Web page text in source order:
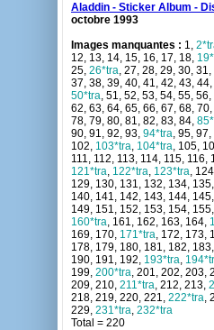
Aladdin - Sticker Album -
octobre 1993
Images manquantes : 1,
12, 13, 14, 15, 16, 17, 18,
25, 26*tra, 27, 28, 29, 30, 31,
37, 38, 39, 40, 41, 42, 43,
50*tra, 51, 52, 53, 54, 55,
62, 63, 64, 65, 66, 67, 68,
78, 79, 80, 81, 82, 83, 84,
90, 91, 92, 93, 94*tra, 95, 97,
102, 103*tra, 104*tra, 105,
111, 112, 113, 114, 115, 116,
121*tra, 122*tra, 123*tra,
129, 130, 131, 132, 134,
140, 141, 142, 143, 144, 145,
149, 151, 152, 153, 154,
160*tra, 161, 162, 163, 164,
169, 170, 171*tra, 172, 173,
178, 179, 180, 181, 182,
190, 191, 192, 193*tra,
199, 200*tra, 201, 202, 203,
209, 210, 211*tra, 212, 213,
218, 219, 220, 221, 222*tra,
229, 231*tra, 232*tra
Total = 220